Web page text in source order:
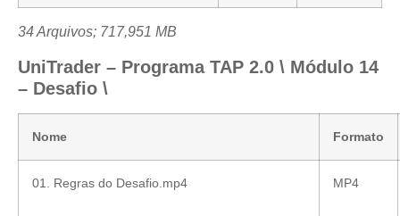
34 Arquivos; 717,951 MB
UniTrader – Programa TAP 2.0 \ Módulo 14
– Desafio \
Nome Formato
01. Regras do Desafio.mp4 MP4